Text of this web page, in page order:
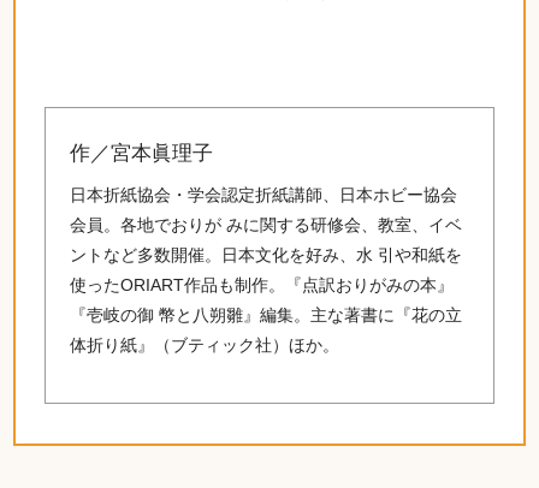
作／宮本眞理子
日本折紙協会・学会認定折紙講師、日本ホビー協会
会員。各地でおりが みに関する研修会、教室、イベ
ントなど多数開催。日本文化を好み、水 引や和紙を
使ったORIART作品も制作。『点訳おりがみの本』
『壱岐の御 幣と八朔雛』編集。主な著書に『花の立
体折り紙』（ブティック社）ほか。